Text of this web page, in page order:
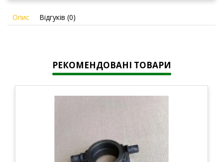
Опис Відгуків (0)
РЕКОМЕНДОВАНІ ТОВАРИ